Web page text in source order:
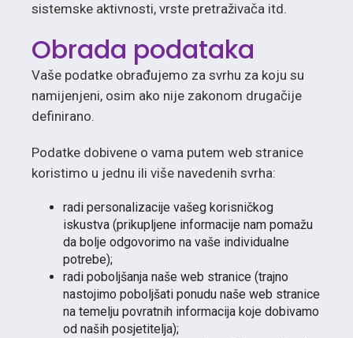
sistemske aktivnosti, vrste pretraživača itd.
Obrada podataka
Vaše podatke obrađujemo za svrhu za koju su
namijenjeni, osim ako nije zakonom drugačije
definirano.
Podatke dobivene o vama putem web stranice
koristimo u jednu ili više navedenih svrha:
radi personalizacije vašeg korisničkog
iskustva (prikupljene informacije nam pomažu
da bolje odgovorimo na vaše individualne
potrebe);
radi poboljšanja naše web stranice (trajno
nastojimo poboljšati ponudu naše web stranice
na temelju povratnih informacija koje dobivamo
od naših posjetitelja);